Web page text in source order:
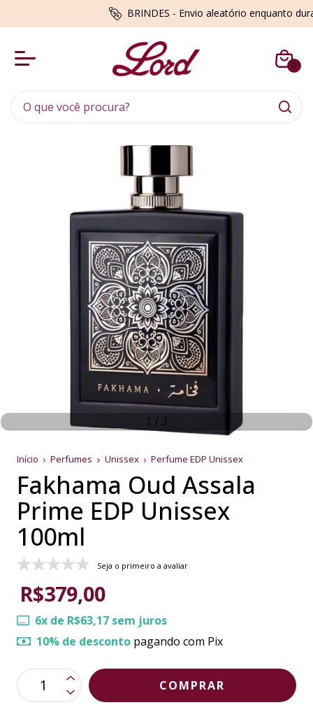
BRINDES - Envio aleatório enquanto
0
1 / 3
Início Perfumes Unissex Perfume EDP Unissex
Fakhama Oud Assala
Prime EDP Unissex
100ml
Seja o primeiro a avaliar
R$379,00
6x de R$63,17 sem juros
10% de desconto pagando com Pix